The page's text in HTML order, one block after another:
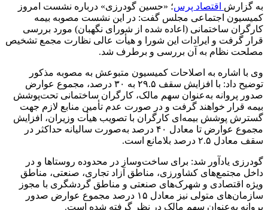
به گزارش اقتصاد پرس؛ «حسین گودرزی» درباره نشست امروز
کمیسیون اجتماعی مجلس گفت: در این نشست مصوبه بیمه
کارگران ساختمانی (اعاده شده از شورای نگهبان) مورد بررسی
قرار گرفت و ایرادات این شورا و هیأت عالی نظارت مجمع تشخیص
مصلحت نظام به آن بررسی و برطرف شد.
وی با اشاره به اصلاحات کمیسیون متبوعش به مصوبه مذکور
توضیح داد: با افزایش سقف ۲۹.۵ به ۳۰ درصد، مجموع عوارض
صدور پروانه به‌عنوان سهم مالک، کارگران ساختمانی تحت‌پوشش
بیمه قرار خواهند گرفت و در صورت عدم تأمین منابع لازم جهت
گسترش پوشش بیمه‌ای کارگران با تصویب هیأت وزیران، افزایش
مجموع عوارض تا معادل ۴۰ درصد به‌صورت سالیانه حداکثر در
سقف معادل ۲.۵ درصد بلامانع است.
گودرزی یادآور شد: برای ساخت‌وساز در محدوده روستاها و در
داخل مجتمع‌های کشاورزی، مناطق آزاد تجاری، صنعتی، مناطق
ویژه اقتصادی و شهرک‌های صنعتی و مناطق گردشگری با مجوز
سازمان‌های متولی نیز معادل ۱۵ درصد مجموع عوارض صدور
پروانه به‌عنوان سهم مالک در نظر گرفته شده است.